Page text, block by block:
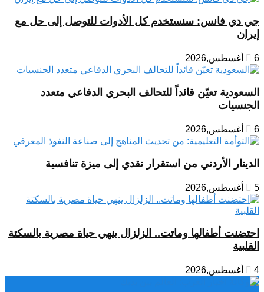
جي دي فانس: سنستخدم كل الأدوات للتوصل إلى حل مع
إيران
6 أغسطس,2026
السعودية تعيّن قائداً للتحالف البحري الدفاعي متعدد
الجنسيات
6 أغسطس,2026
الدينار الأردني من استقرار نقدي إلى ميزة تنافسية
5 أغسطس,2026
احتضنت أطفالها وماتت.. الزلزال ينهي حياة مصرية بالسكتة
القلبية
4 أغسطس,2026